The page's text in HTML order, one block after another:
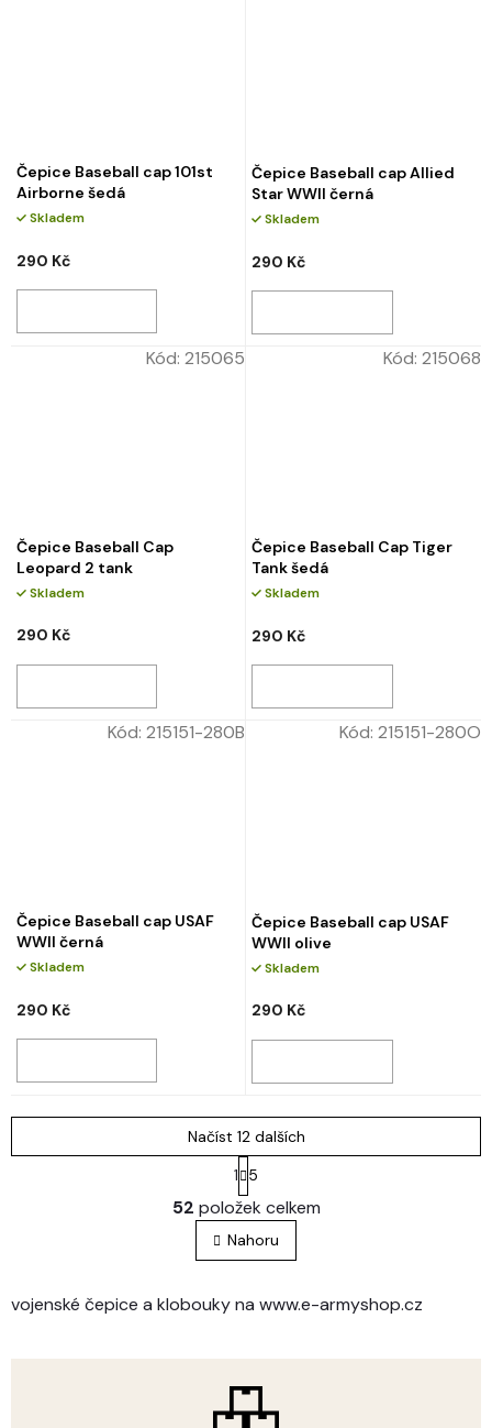
Čepice Baseball cap 101st
Airborne šedá
Skladem
290 Kč
Čepice Baseball cap Allied
Star WWII černá
Skladem
290 Kč
Čepice Baseball Cap
Leopard 2 tank
Skladem
290 Kč
Kód: 215065
Čepice Baseball Cap Tiger
Tank šedá
Skladem
290 Kč
Kód: 215068
Čepice Baseball cap USAF
WWII černá
Skladem
290 Kč
Kód: 215151-280B
Čepice Baseball cap USAF
WWII olive
Skladem
290 Kč
Kód: 215151-280O
O
v
l
á
a
p
r
v
Načíst 12 dalších
S
t
r
á
n
k
á
1 5
52 položek celkem
Nahoru
vojenské čepice a klobouky na www.e-armyshop.cz